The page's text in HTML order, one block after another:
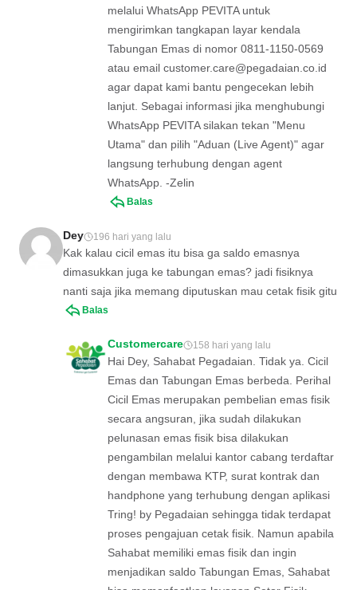
melalui WhatsApp PEVITA untuk
mengirimkan tangkapan layar kendala
Tabungan Emas di nomor 0811-1150-0569
atau email customer.care@pegadaian.co.id
agar dapat kami bantu pengecekan lebih
lanjut. Sebagai informasi jika menghubungi
WhatsApp PEVITA silakan tekan "Menu
Utama" dan pilih "Aduan (Live Agent)" agar
langsung terhubung dengan agent
WhatsApp. -Zelin
Balas
Dey 196 hari yang lalu
Kak kalau cicil emas itu bisa ga saldo emasnya
dimasukkan juga ke tabungan emas? jadi fisiknya
nanti saja jika memang diputuskan mau cetak fisik gitu
Balas
Customercare 158 hari yang lalu
Hai Dey, Sahabat Pegadaian. Tidak ya. Cicil
Emas dan Tabungan Emas berbeda. Perihal
Cicil Emas merupakan pembelian emas fisik
secara angsuran, jika sudah dilakukan
pelunasan emas fisik bisa dilakukan
pengambilan melalui kantor cabang terdaftar
dengan membawa KTP, surat kontrak dan
handphone yang terhubung dengan aplikasi
Tring! by Pegadaian sehingga tidak terdapat
proses pengajuan cetak fisik. Namun apabila
Sahabat memiliki emas fisik dan ingin
menjadikan saldo Tabungan Emas, Sahabat